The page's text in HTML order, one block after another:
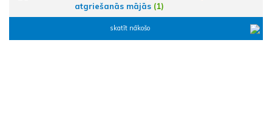
atgriešanās mājās (1)
skatīt nākošo